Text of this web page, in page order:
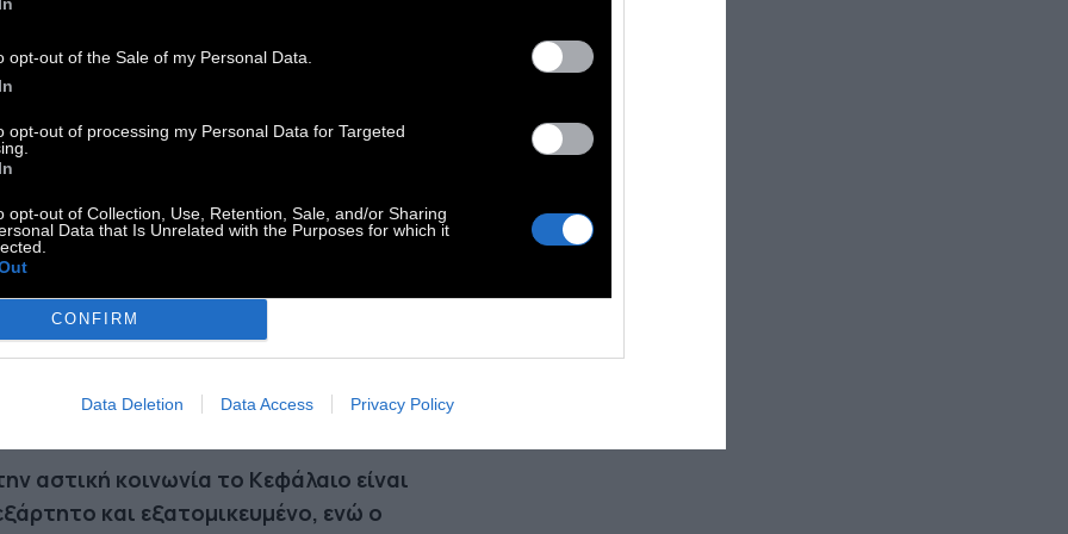
opt-out of the Sale of my Personal Data.
opt-out of processing my Personal Data for Targeted
opt-out of Collection, Use, Retention, Sale, and/or Sharing
Data that Is Unrelated with the Purposes for which it
CONFIRM
Data Deletion Data Access Privacy Policy
η κοινωνική ιστορία δεν είναι τίποτε
παρά η πάλη των τάξεων».
βαθμό που θα καταργείται η εκμετάλλευση
ενός ατόμου από το άλλο, θα καταργείται
η εκμετάλλευση του ενός έθνους από το
συνεχής ανατροπή της παραγωγής, ο αδιάκοπος
όλων των κοινωνικών καταστάσεων, η
εποχή από όλες τις προηγούμενες».
αστική κοινωνία το Κεφάλαιο είναι
και εξατομικευμένο, ενώ ο